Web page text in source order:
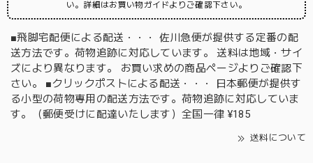
い。詳細はお買い物ガイドよりご確認下さい。
■飛脚宅配便による配送・・・ 佐川急便が提供する定番の配
送方法です。荷物追跡に対応しています。 送料は地域・サイ
ズにより異なります。 お買い求めの商品ページよりご確認下
さい。 ■クリックポストによる配送・・・ 日本郵便が提供す
る小型の荷物専用の配送方法です。荷物追跡に対応していま
す。（郵便受けに配達いたします）全国一律 ¥185
送料について